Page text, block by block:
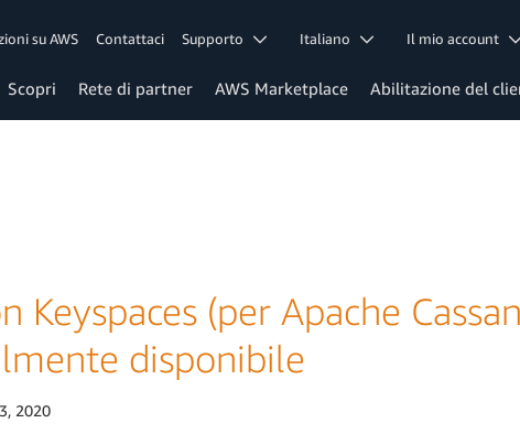
su AWS Contattaci Supporto Italiano Il mio account
Scopri Rete di partner AWS Marketplace Abilitazione del
Keyspaces (per Apache
disponibile
2020